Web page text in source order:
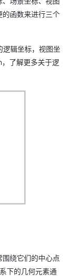
函数来进行三个
辑坐标，视图坐
了解更多关于逻
绕它们的中心点
下的几何元素通